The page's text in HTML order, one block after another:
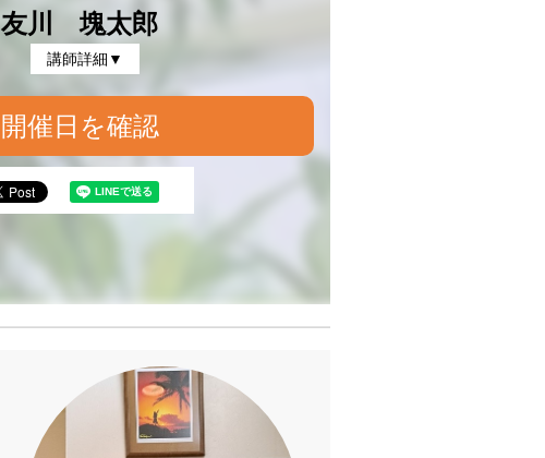
友川 塊太郎
講師詳細▼
開催日を確認